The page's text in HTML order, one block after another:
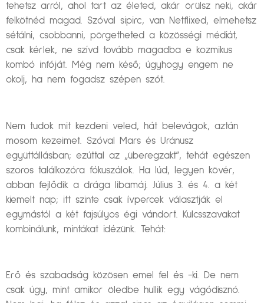
tehetsz arról, ahol tart az életed, akár örülsz neki, akár
felkötnéd magad. Szóval sipirc, van Netflixed, elmehetsz
sétálni, csobbanni, pörgetheted a közösségi médiát,
csak kérlek, ne szívd tovább magadba e kozmikus
kombó infóját. Még nem késő; úgyhogy engem ne
okolj, ha nem fogadsz szépen szót.
Nem tudok mit kezdeni veled, hát belevágok, aztán
mosom kezeimet. Szóval Mars és Uránusz
együttállásban; ezúttal az „überegzakt”, tehát egészen
szoros találkozóra fókuszálok. Ha lúd, legyen kövér,
abban fejlődik a drága libamáj. Július 3. és 4. a két
kiemelt nap; itt szinte csak ívpercek választják el
egymástól a két fajsúlyos égi vándort. Kulcsszavakat
kombinálunk, mintákat idézünk. Tehát:
Erő és szabadság közösen emel fel és -ki. De nem
csak úgy, mint amikor öledbe hullik egy vágódisznó.